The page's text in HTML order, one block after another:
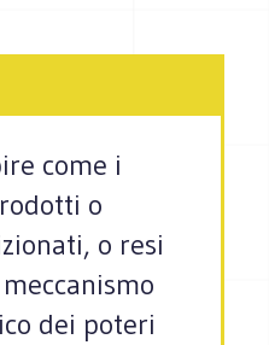
come i
o
o resi
dei poteri